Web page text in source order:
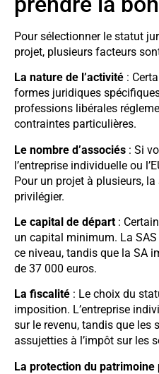
Pour sélectionner le statut
projet, plusieurs facteurs
La nature de l’activité :
formes juridiques
professions libérales
contraintes particulières.
Le nombre d’associés : Si
l’entreprise individuelle ou
Pour un projet à plusieurs,
privilégier.
Le capital de départ :
un capital minimum. La
ce niveau, tandis que la SA
de 37 000 euros.
La fiscalité : Le choix du
imposition. L’entreprise
sur le revenu, tandis que les
assujetties à l’impôt sur les
La protection du patrimoine